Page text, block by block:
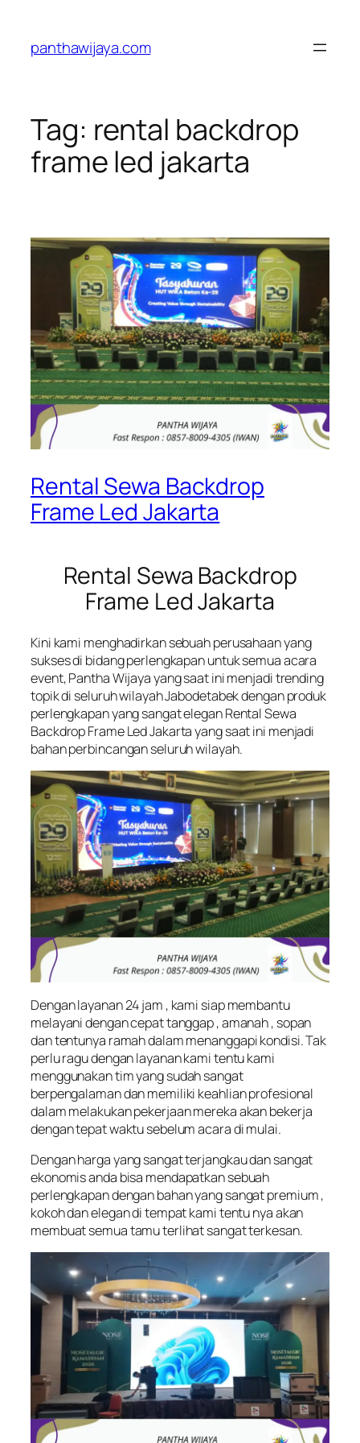
konten
panthawijaya.com
Tag: rental backdrop
frame led jakarta
Rental Sewa Backdrop
Frame Led Jakarta
Rental Sewa Backdrop
Frame Led Jakarta
Kini kami menghadirkan sebuah perusahaan yang
sukses di bidang perlengkapan untuk semua acara
event, Pantha Wijaya yang saat ini menjadi trending
topik di seluruh wilayah Jabodetabek dengan produk
perlengkapan yang sangat elegan Rental Sewa
Backdrop Frame Led Jakarta yang saat ini menjadi
bahan perbincangan seluruh wilayah.
Dengan layanan 24 jam , kami siap membantu
melayani dengan cepat tanggap , amanah , sopan
dan tentunya ramah dalam menanggapi kondisi. Tak
perlu ragu dengan layanan kami tentu kami
menggunakan tim yang sudah sangat
berpengalaman dan memiliki keahlian profesional
dalam melakukan pekerjaan mereka akan bekerja
dengan tepat waktu sebelum acara di mulai.
Dengan harga yang sangat terjangkau dan sangat
ekonomis anda bisa mendapatkan sebuah
perlengkapan dengan bahan yang sangat premium ,
kokoh dan elegan di tempat kami tentu nya akan
membuat semua tamu terlihat sangat terkesan.